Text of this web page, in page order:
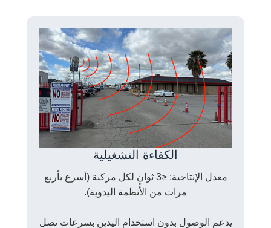
الكفاءة التشغيلية
معدل الإنتاجية: ≤3 ثوانٍ لكل مركبة (أسرع بأربع
مرات من الأنظمة اليدوية).
يدعم الوصول بدون استخدام اليدين بسرعات تصل